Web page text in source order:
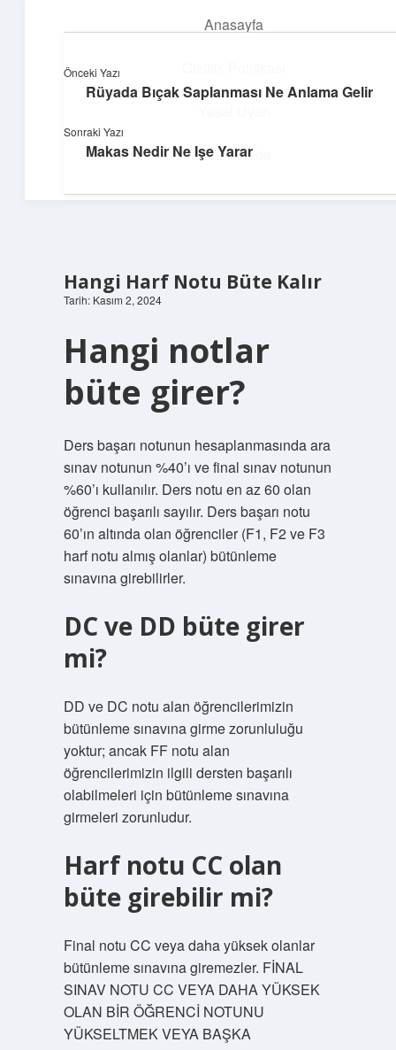
Anasayfa
Hakkımızda
Topluluk ve İlham
Hangi Harf Notu Büte Kalır
Tarih: Kasım 2, 2024
Hangi notlar
büte girer?
Ders başarı notunun hesaplanmasında ara
sınav notunun %40’ı ve final sınav notunun
%60’ı kullanılır. Ders notu en az 60 olan
öğrenci başarılı sayılır. Ders başarı notu
60’ın altında olan öğrenciler (F1, F2 ve F3
harf notu almış olanlar) bütünleme
sınavına girebilirler.
DC ve DD büte girer
mi?
DD ve DC notu alan öğrencilerimizin
bütünleme sınavına girme zorunluluğu
yoktur; ancak FF notu alan
öğrencilerimizin ilgili dersten başarılı
olabilmeleri için bütünleme sınavına
girmeleri zorunludur.
Harf notu CC olan
büte girebilir mi?
Final notu CC veya daha yüksek olanlar
bütünleme sınavına giremezler. FİNAL
SINAV NOTU CC VEYA DAHA YÜKSEK
OLAN BİR ÖĞRENCİ NOTUNU
YÜKSELTMEK VEYA BAŞKA
Önceki Yazı
Rüyada Bıçak Saplanması Ne Anlama Gelir
Sonraki Yazı
Makas Nedir Ne Işe Yarar